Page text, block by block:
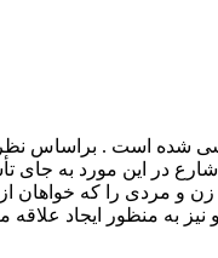
شده است . براساس
در این مورد به جای
مردی را که خواهان
به منظور ایجاد